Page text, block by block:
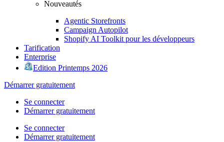
Nouveautés
Agentic Storefronts
Campaign Autopilot
Shopify AI Toolkit pour les développeurs
Tarification
Enterprise
Edition Printemps 2026
Démarrer gratuitement
Se connecter
Démarrer gratuitement
Se connecter
Démarrer gratuitement